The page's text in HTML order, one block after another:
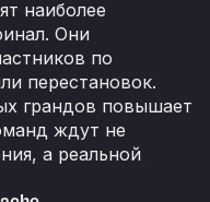
наиболее
Они
по
перестановок.
грандов повышает
ждут не
а реальной